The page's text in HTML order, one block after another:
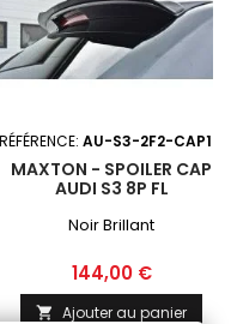
RÉFÉRENCE: AU-S3-2F2-CAP1G
MAXTON - SPOILER CAP
AUDI S3 8P FL
Noir Brillant
Prix
144,00 €
 Ajouter au panier